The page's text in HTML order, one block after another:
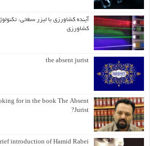
آینده کشاورزی با لیزر سطحی:
کشاورزی
the absent jurist
for in the book The Absent
Jurist?
introduction of Hamid Rabei